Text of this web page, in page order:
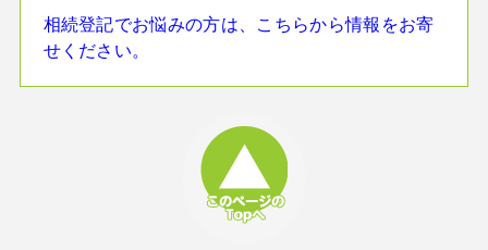
相続登記でお悩みの方は、こちらから情報をお寄
せください。